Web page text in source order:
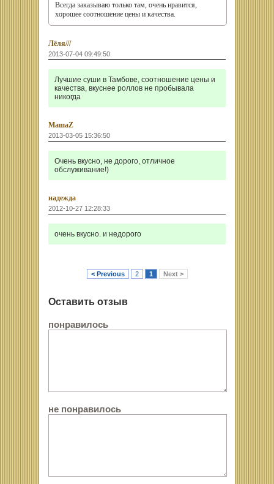
Всегда заказываю только там, очень нравится,
хорошее соотношение цены и качества.
Лёля///
2013-07-04 09:49:50
Лучшие суши в Тамбове, соотношение цены и
качества, вкуснее роллов не пробывала
никогда
МашаZ
2013-03-05 15:36:50
Очень вкусно, не дорого, отличное
обслуживание!)
надежда
2012-10-27 12:28:33
очень вкусно. и недорого
< Previous 2 1 Next >
Оставить отзыв
понравилось
не понравилось